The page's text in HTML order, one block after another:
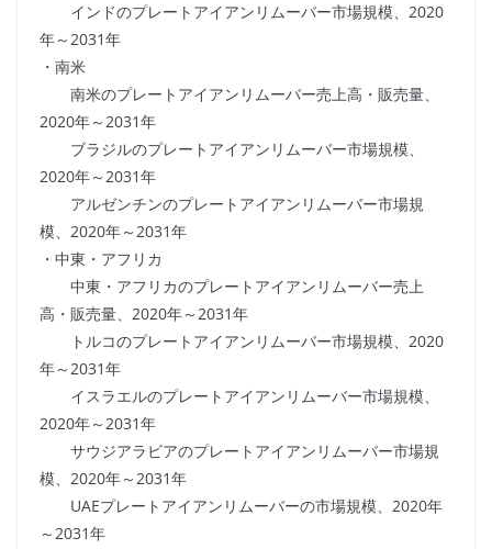
インドのプレートアイアンリムーバー市場規模、2020
年～2031年
・南米
南米のプレートアイアンリムーバー売上高・販売量、
2020年～2031年
ブラジルのプレートアイアンリムーバー市場規模、
2020年～2031年
アルゼンチンのプレートアイアンリムーバー市場規
模、2020年～2031年
・中東・アフリカ
中東・アフリカのプレートアイアンリムーバー売上
高・販売量、2020年～2031年
トルコのプレートアイアンリムーバー市場規模、2020
年～2031年
イスラエルのプレートアイアンリムーバー市場規模、
2020年～2031年
サウジアラビアのプレートアイアンリムーバー市場規
模、2020年～2031年
UAEプレートアイアンリムーバーの市場規模、2020年
～2031年